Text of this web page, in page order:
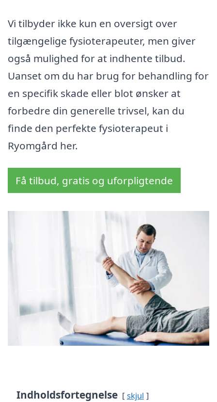
Vi tilbyder ikke kun en oversigt over
tilgængelige fysioterapeuter, men giver
også mulighed for at indhente tilbud.
Uanset om du har brug for behandling for
en specifik skade eller blot ønsker at
forbedre din generelle trivsel, kan du
finde den perfekte fysioterapeut i
Ryomgård her.
Få tilbud, gratis og uforpligtende
Indholdsfortegnelse skjul